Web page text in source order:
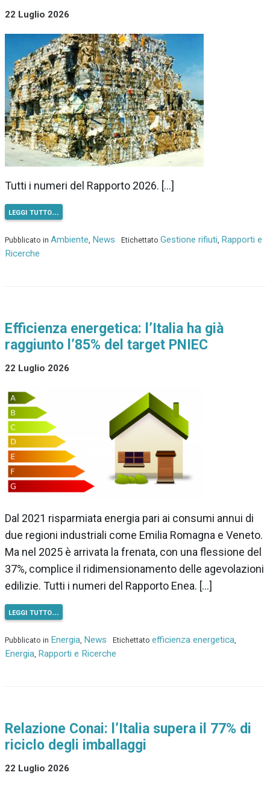
22 Luglio 2026
Tutti i numeri del Rapporto 2026. […]
leggi tutto…
Pubblicato in Ambiente News Etichettato Gestione rifiuti Rapporti e
Ricerche
Efficienza energetica: l’Italia ha già
raggiunto l’85% del target PNIEC
22 Luglio 2026
Dal 2021 risparmiata energia pari ai consumi annui di
due regioni industriali come Emilia Romagna e Veneto.
Ma nel 2025 è arrivata la frenata, con una flessione del
37%, complice il ridimensionamento delle agevolazioni
edilizie. Tutti i numeri del Rapporto Enea. […]
leggi tutto…
Pubblicato in Energia, News Etichettato efficienza energetica,
Energia, Rapporti e Ricerche
Relazione Conai: l’Italia supera il 77% di
riciclo degli imballaggi
22 Luglio 2026